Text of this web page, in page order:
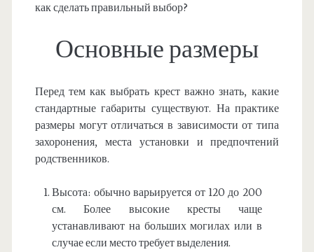
как сделать правильный выбор?
Основные размеры
Перед тем как выбрать крест важно знать, какие
стандартные габариты существуют. На практике
размеры могут отличаться в зависимости от типа
захоронения, места установки и предпочтений
родственников.
Высота: обычно варьируется от 120 до 200
см. Более высокие кресты чаще
устанавливают на больших могилах или в
случае если место требует выделения.